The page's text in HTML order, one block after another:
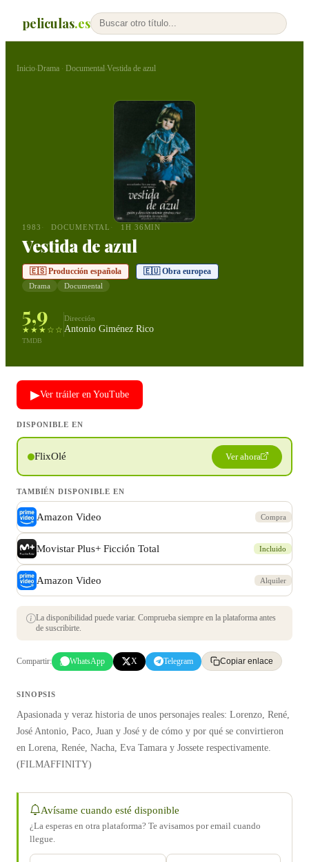
peliculas.es
Inicio›Drama · Documental›Vestida de azul
1983 DOCUMENTAL 1H 36MIN
Vestida de azul
🇪🇸 Producción española 🇪🇺 Obra europea
Drama Documental
5,9
★★★☆☆
TMDB
Dirección
Antonio Giménez Rico
▶Ver tráiler en YouTube
DISPONIBLE EN
FlixOlé Ver ahora
TAMBIÉN DISPONIBLE EN
Amazon Video Compra
Movistar Plus+ Ficción Total Incluido
Amazon Video Alquiler
La disponibilidad puede variar. Comprueba siempre en la plataforma antes
de suscribirte.
Compartir: WhatsApp X Telegram Copiar enlace
SINOPSIS
Apasionada y veraz historia de unos personajes reales: Lorenzo, René,
José Antonio, Paco, Juan y José y de cómo y por qué se convirtieron
en Lorena, Renée, Nacha, Eva Tamara y Jossete respectivamente.
(FILMAFFINITY)
Avísame cuando esté disponible
¿La esperas en otra plataforma? Te avisamos por email cuando
llegue.